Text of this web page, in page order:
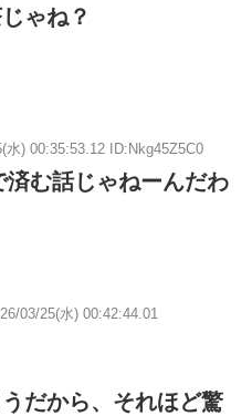
ゃね？
水) 00:35:53.12 ID:Nkg45Z5C0
む話じゃねーんだわ
03/25(水) 00:42:44.01
だから、それほど驚